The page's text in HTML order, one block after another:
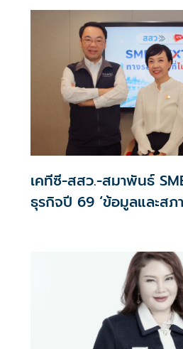
เคทีซี-สสว.-สมาพันธ์
ธุรกิจปี 69 ‘ข้อมูลและส